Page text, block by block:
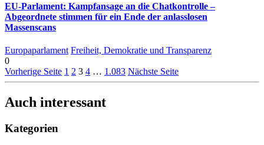
EU-Parlament: Kampfansage an die Chatkontrolle –
Abgeordnete stimmen für ein Ende der anlasslosen
Massenscans
Europaparlament Freiheit, Demokratie und Transparenz
0
Vorherige Seite 1 2 3 4 … 1.083 Nächste Seite
Auch interessant
Kategorien